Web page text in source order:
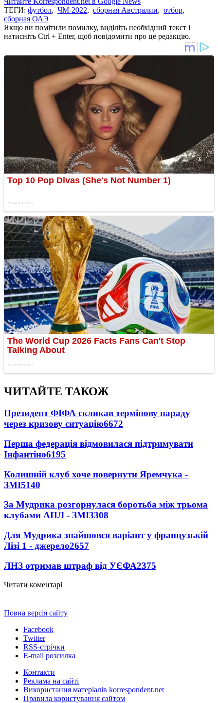
ТЕГИ: футбол, ЧМ-2022, сборная Австралии, отбор,
сборная ОАЭ
Якщо ви помітили помилку, виділіть необхідний текст і
натисніть Ctrl + Enter, щоб повідомити про це редакцію.
ЧИТАЙТЕ ТАКОЖ
Президент ФІФА скликав термінову нараду
через кризову ситуацію6672
Перша федерація відмовилася підтримувати
Інфантіно6195
Колишній клуб хоче повернути Яремчука -
ЗМІ5140
За Мудрика розгорнулася боротьба між трьома
клубами АПЛ - ЗМІ3308
Для Мудрика знайшовся варіант у французькій
Лізі 1 - джерело2657
ЛНЗ отримав штраф від УЄФА2375
Читати коментарі
Повна версія сайту
Facebook
Twitter
RSS-стрічки
E-mail розсилка
Контакти
Реклама на сайті
Використання матеріалів korrespondent.net
Правила користування сайтом